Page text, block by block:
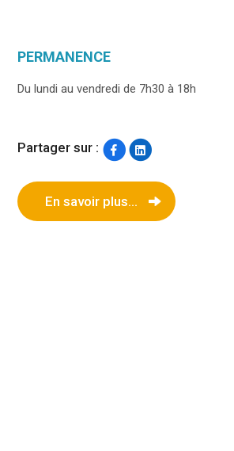
PERMANENCE
Du lundi au vendredi de 7h30 à 18h
Partager sur :
En savoir plus...